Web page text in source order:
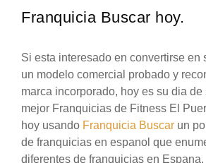
Franquicia Buscar hoy.
Si esta interesado en convertirse en
un modelo comercial probado y
marca incorporado, hoy es su dia
mejor Franquicias de Fitness El
hoy usando Franquicia Buscar un
de franquicias en espanol que
diferentes de franquicias en Espana.